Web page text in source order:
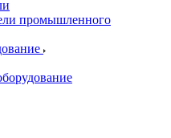
промышленного